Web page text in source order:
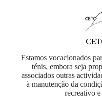
Estamos vocacionados
ténis, embora seja
associados outras
à manutenção da
recreativo